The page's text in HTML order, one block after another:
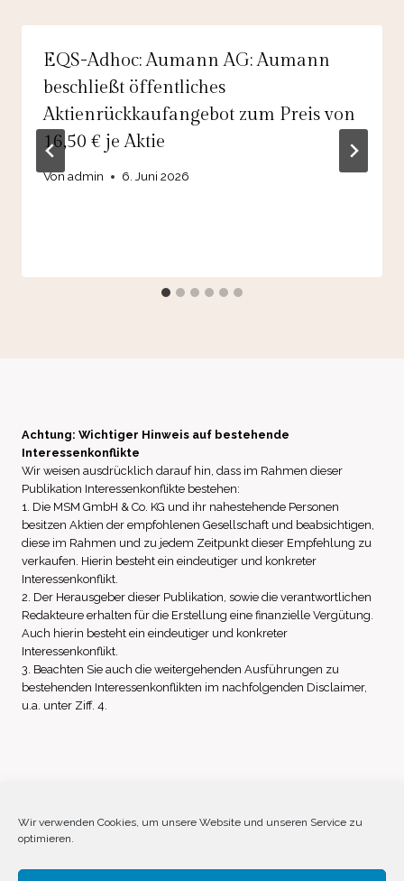
Wir verwenden Cookies, um unsere Website und unseren Service zu
optimieren.
EQS-Adhoc: Aumann AG: Aumann
beschließt öffentliches
Aktienrückkaufangebot zum Preis von
16,50 € je Aktie
Vonadmin 6. Juni 2026
Achtung: Wichtiger Hinweis auf bestehende
Interessenkonflikte
Wir weisen ausdrücklich darauf hin, dass im Rahmen dieser
Publikation Interessenkonflikte bestehen:
1. Die MSM GmbH & Co. KG und ihr nahestehende Personen
besitzen Aktien der empfohlenen Gesellschaft und beabsichtigen,
diese im Rahmen und zu jedem Zeitpunkt dieser Empfehlung zu
verkaufen. Hierin besteht ein eindeutiger und konkreter
Interessenkonflikt.
2. Der Herausgeber dieser Publikation, sowie die verantwortlichen
Redakteure erhalten für die Erstellung eine finanzielle Vergütung.
Auch hierin besteht ein eindeutiger und konkreter
Interessenkonflikt.
3. Beachten Sie auch die weitergehenden Ausführungen zu
bestehenden Interessenkonflikten im nachfolgenden Disclaimer,
u.a. unter Ziff. 4.
Impressum Datenschutz
Disclaimer